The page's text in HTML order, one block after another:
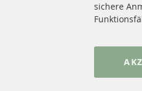
sichere